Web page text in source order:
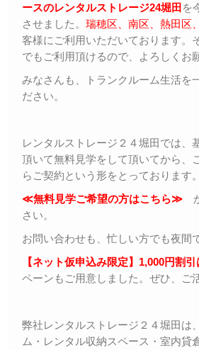
ースのレンタルストレージ24堀田 を
させました。 瑞穂区、南区、熱田区
客様にご利用いただいております。
でもご利用頂けるので、よろしくお
みなさんも、トランクルーム生活を
ださい。
レンタルストレージ２４堀田では、
頂いて無料見学をして頂いてから、
らご契約という形をとっております。
≪無料見学ご希望の方はこちら≫
さい。
お問い合わせも、忙しい方でも夜間
【ネット仮申込み限定】1,000円割
ペーンもご用意しました。ぜひ、ご
弊社レンタルストレージ２４堀田は
ム・レンタル収納スペース・室内貸